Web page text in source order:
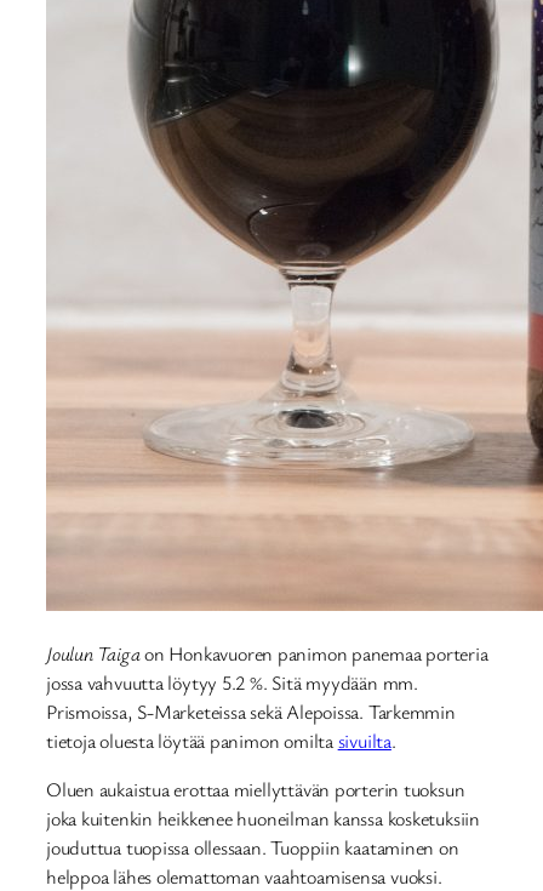
Joulun Taigaon Honkavuoren panimon panemaa porteria
jossa vahvuutta löytyy 5.2 %. Sitä myydään mm.
Prismoissa, S-Marketeissa sekä Alepoissa. Tarkemmin
tietoja oluesta löytää panimon omiltasivuilta.
Oluen aukaistua erottaa miellyttävän porterin tuoksun
joka kuitenkin heikkenee huoneilman kanssa kosketuksiin
jouduttua tuopissa ollessaan. Tuoppiin kaataminen on
helppoa lähes olemattoman vaahtoamisensa vuoksi.